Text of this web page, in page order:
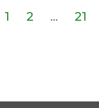
1 2 ... 21